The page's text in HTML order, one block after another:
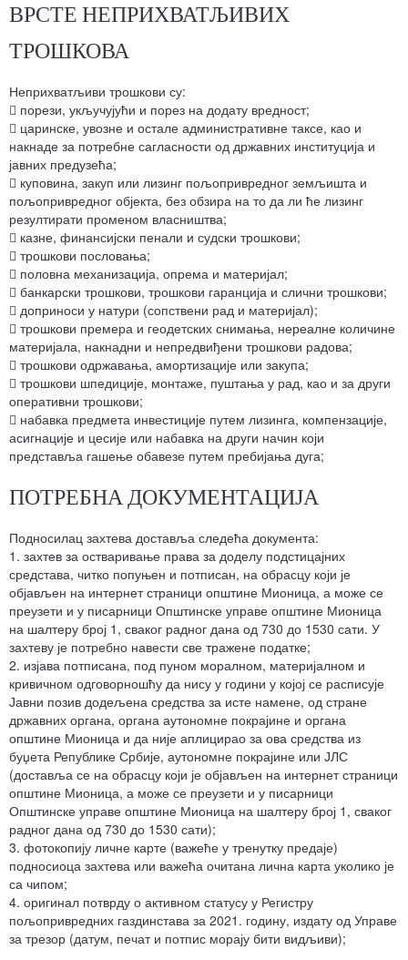
ВРСТЕ НЕПРИХВАТЉИВИХ
ТРОШКОВА
Неприхватљиви трошкови су:
 порези, укључујући и порез на додату вредност;
 царинске, увозне и остале административне таксе, као и
накнаде за потребне сагласности од државних институција и
јавних предузећа;
 куповина, закуп или лизинг пољопривредног земљишта и
пољопривредног објекта, без обзира на то да ли ће лизинг
резултирати променом власништва;
 казне, финансијски пенали и судски трошкови;
 трошкови пословања;
 половна механизација, опрема и материјал;
 банкарски трошкови, трошкови гаранција и слични трошкови;
 доприноси у натури (сопствени рад и материјал);
 трошкови премера и геодетских снимања, нереалне количине
материјала, накнадни и непредвиђени трошкови радова;
 трошкови одржавања, амортизације или закупа;
 трошкови шпедиције, монтаже, пуштања у рад, као и за други
оперативни трошкови;
 набавка предмета инвестиције путем лизинга, компензације,
асигнације и цесије или набавка на други начин који
представља гашење обавезе путем пребијања дуга;
ПОТРЕБНА ДОКУМЕНТАЦИЈА
Подносилац захтева доставља следећа документа:
1. захтев за остваривање права за доделу подстицајних
средстава, читко попуњен и потписан, на обрасцу који је
објављен на интернет страници општине Мионица, а може се
преузети и у писарници Општинске управе општине Мионица
на шалтеру број 1, сваког радног дана од 730 до 1530 сати. У
захтеву је потребно навести све тражене податке;
2. изјава потписана, под пуном моралном, материјалном и
кривичном одговорношћу да нису у години у којој се расписује
Јавни позив додељена средства за исте намене, од стране
државних органа, органа аутономне покрајине и органа
општине Мионица и да није аплицирао за ова средства из
буџета Републике Србије, аутономне покрајине или ЈЛС
(доставља се на обрасцу који је објављен на интернет страници
општине Мионица, а може се преузети и у писарници
Општинске управе општине Мионица на шалтеру број 1, сваког
радног дана од 730 до 1530 сати);
3. фотокопију личне карте (важеће у тренутку предаје)
подносиоца захтева или важећа очитана лична карта уколико је
са чипом;
4. оригинал потврду о активном статусу у Регистру
пољопривредних газдинстава за 2021. годину, издату од Управе
за трезор (датум, печат и потпис морају бити видљиви);